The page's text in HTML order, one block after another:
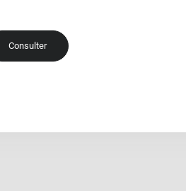
Consulter